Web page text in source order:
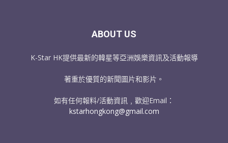
ABOUT US
K-Star HK提供最新的韓星等亞洲娛樂資訊及活動報導
著重於優質的新聞圖片和影片。
如有任何報料/活動資訊﹐歡迎Email：
kstarhongkong@gmail.com